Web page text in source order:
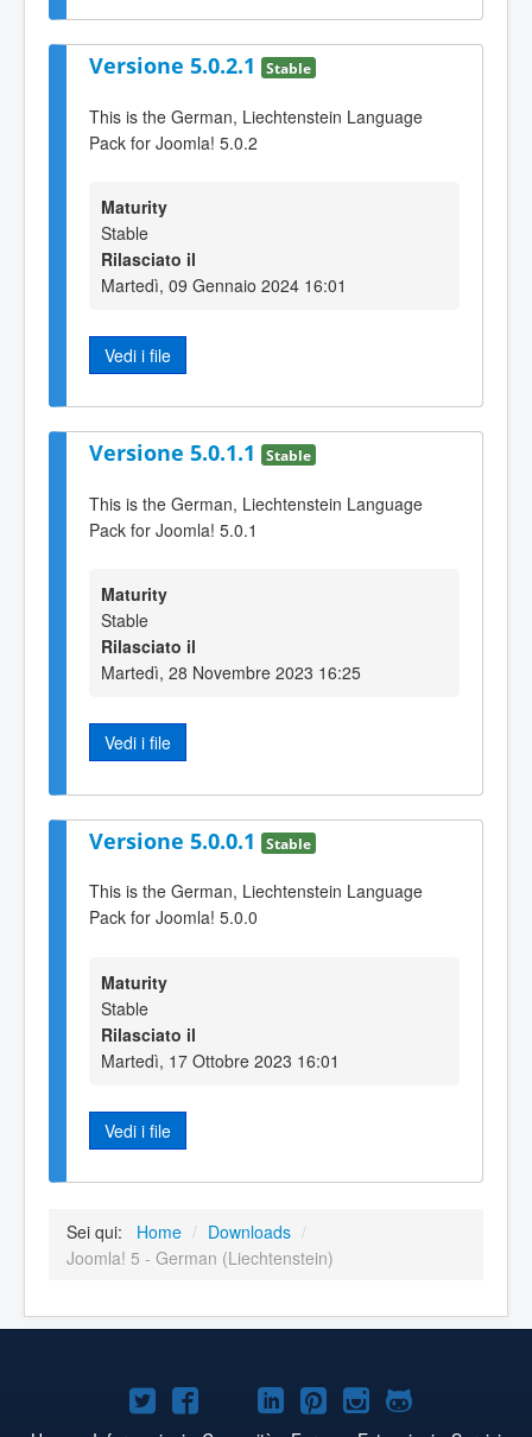
Versione 5.0.2.1 Stable
This is the German, Liechtenstein Language
Pack for Joomla! 5.0.2
Maturity
Stable
Rilasciato il
Martedì, 09 Gennaio 2024 16:01
Vedi i file
Versione 5.0.1.1 Stable
This is the German, Liechtenstein Language
Pack for Joomla! 5.0.1
Maturity
Stable
Rilasciato il
Martedì, 28 Novembre 2023 16:25
Vedi i file
Versione 5.0.0.1 Stable
This is the German, Liechtenstein Language
Pack for Joomla! 5.0.0
Maturity
Stable
Rilasciato il
Martedì, 17 Ottobre 2023 16:01
Vedi i file
Sei qui: Home / Downloads /
Joomla! 5 - German (Liechtenstein)
Joomla!Joomla!Joomla!
Joomla!Joomla!
Joomla!Joomla!